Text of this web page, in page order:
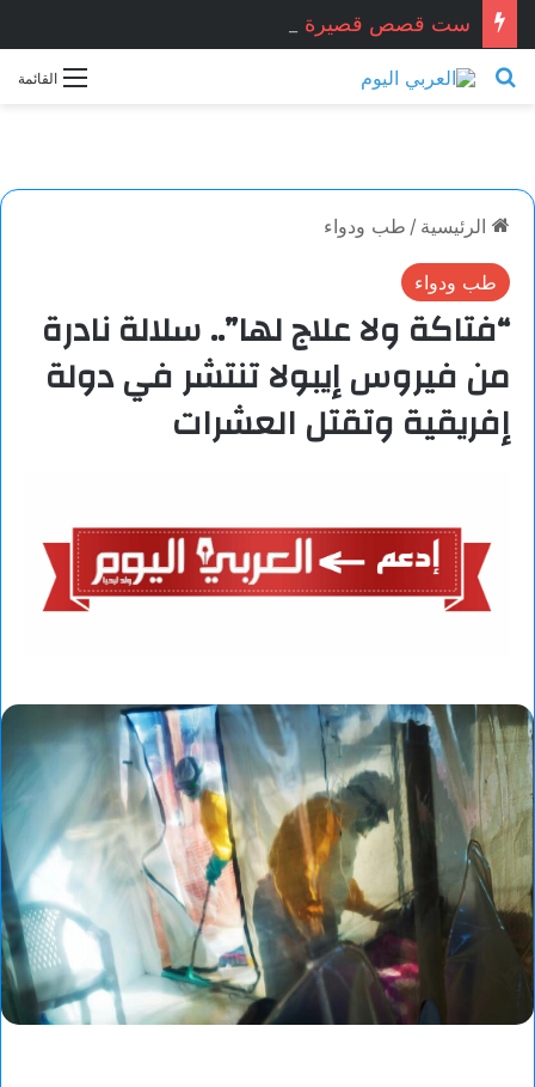
القائمة بحث عن
الرئيسية / طب ودواء
طب ودواء
“فتاكة ولا علاج لها”.. سلالة نادرة
من فيروس إيبولا تنتشر في دولة
إفريقية وتقتل العشرات